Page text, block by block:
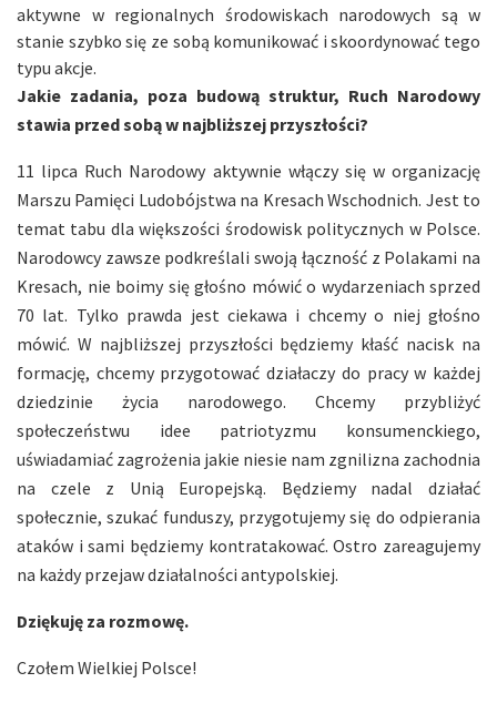
aktywne w regionalnych środowiskach narodowych są w
stanie szybko się ze sobą komunikować i skoordynować tego
typu akcje.
Jakie zadania, poza budową struktur, Ruch Narodowy
stawia przed sobą w najbliższej przyszłości?
11 lipca Ruch Narodowy aktywnie włączy się w organizację
Marszu Pamięci Ludobójstwa na Kresach Wschodnich. Jest to
temat tabu dla większości środowisk politycznych w Polsce.
Narodowcy zawsze podkreślali swoją łączność z Polakami na
Kresach, nie boimy się głośno mówić o wydarzeniach sprzed
70 lat. Tylko prawda jest ciekawa i chcemy o niej głośno
mówić. W najbliższej przyszłości będziemy kłaść nacisk na
formację, chcemy przygotować działaczy do pracy w każdej
dziedzinie życia narodowego. Chcemy przybliżyć
społeczeństwu idee patriotyzmu konsumenckiego,
uświadamiać zagrożenia jakie niesie nam zgnilizna zachodnia
na czele z Unią Europejską. Będziemy nadal działać
społecznie, szukać funduszy, przygotujemy się do odpierania
ataków i sami będziemy kontratakować. Ostro zareagujemy
na każdy przejaw działalności antypolskiej.
Dziękuję za rozmowę.
Czołem Wielkiej Polsce!